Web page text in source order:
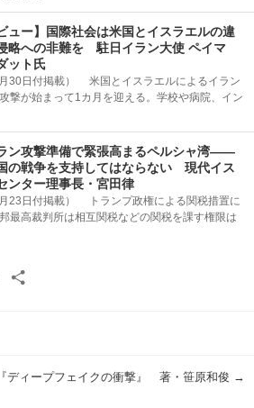
ュー】国際社会は米国とイスラエルの違
略への非難を 駐日イラン大使 ペイマ
ット氏
月30日付掲載） 米国とイスラエルによるイラン
撃が始まって1カ月を迎える。学校や病院、イン
ン攻撃準備で緊張高まるペルシャ湾――
の戦争を支持してはならない 現代イス
ンター理事長・宮田律
月23日付掲載） トランプ政権による関税措置に
最高裁判所は相互関税などの関税を課す権限は
Email
『ディープフェイクの衝撃』 著・笹原和俊 →